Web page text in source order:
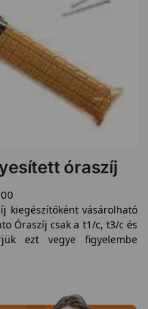
óraszíj
kiegészítőként vásárolható
Óraszíj csak a t1/c, t3/c és
ezt vegye figyelembe